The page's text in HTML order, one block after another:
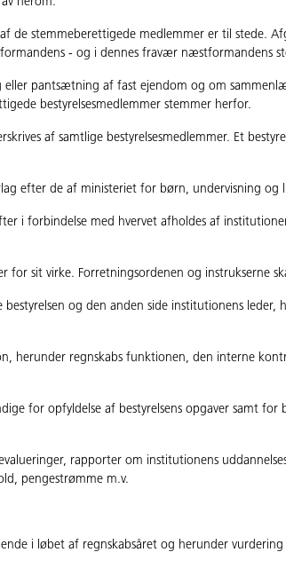
de stemmeberettigede medlemmer er til stede.
- og i dennes fravær næstformandens
pantsætning af fast ejendom og om
bestyrelsesmedlemmer stemmer herfor.
af samtlige bestyrelsesmedlemmer. Et
efter de af ministeriet for børn, undervisning og
i forbindelse med hvervet afholdes af
for sit virke. Forretningsordenen og instrukserne
og den anden side institutionens
herunder regnskabs­ funktionen, den interne
for opfyldelse af bestyrelsens opgaver samt for
rapporter om institutionens
pengestrømme m.v.
i løbet af regnskabsåret og herunder